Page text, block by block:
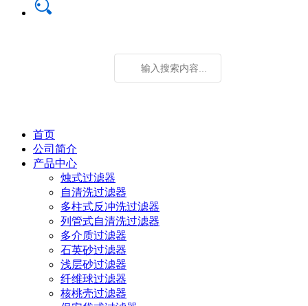
首页
公司简介
产品中心
烛式过滤器
自清洗过滤器
多柱式反冲洗过滤器
列管式自清洗过滤器
多介质过滤器
石英砂过滤器
浅层砂过滤器
纤维球过滤器
核桃壳过滤器